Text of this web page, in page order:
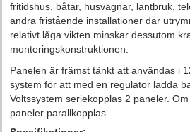
fritidshus, båtar, husvagnar, lantbruk,
andra fristående installationer där
relativt låga vikten minskar dessutom
monteringskonstruktionen.
Panelen är främst tänkt att användas i
system för att med en regulator ladda
Voltssystem seriekopplas 2 paneler.
paneler parallkopplas.